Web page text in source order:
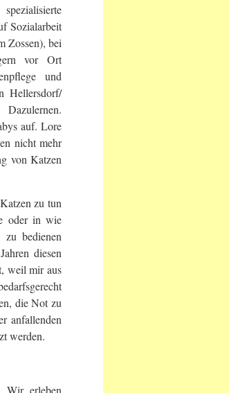
Sozialarbeit
Zossen), bei
vor Ort
und
Hellersdorf/
auf. Lore
nicht mehr
von Katzen
zu tun
oder in wie
zu bedienen
diesen
weil mir aus
die Not zu
anfallenden
werden.
erleben